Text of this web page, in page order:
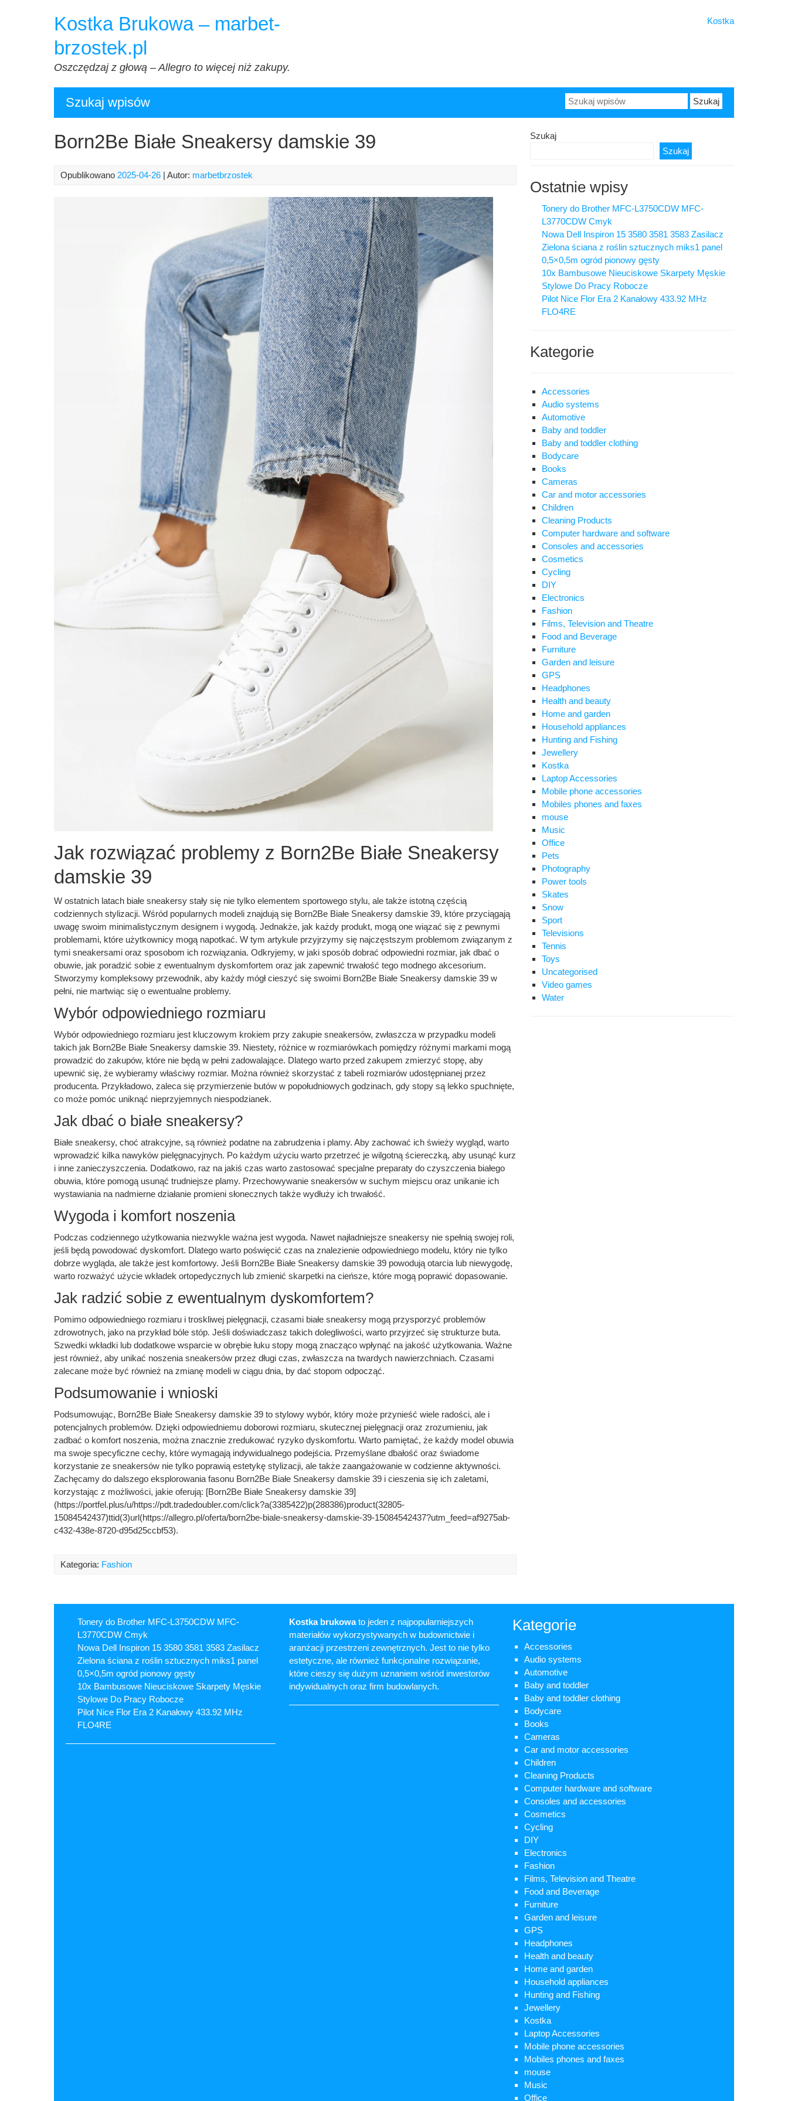
Kostka Brukowa – marbet-
brzostek.pl
Oszczędzaj z głową – Allegro to więcej niż zakupy.
Kostka
Szukaj wpisów Szukaj:
Born2Be Białe Sneakersy damskie 39
Opublikowano 2025-04-26 | Autor: marbetbrzostek
Jak rozwiązać problemy z Born2Be Białe Sneakersy
damskie 39
W ostatnich latach białe sneakersy stały się nie tylko elementem sportowego stylu, ale także istotną częścią
codziennych stylizacji. Wśród popularnych modeli znajdują się Born2Be Białe Sneakersy damskie 39, które przyciągają
uwagę swoim minimalistycznym designem i wygodą. Jednakże, jak każdy produkt, mogą one wiązać się z pewnymi
problemami, które użytkownicy mogą napotkać. W tym artykule przyjrzymy się najczęstszym problemom związanym z
tymi sneakersami oraz sposobom ich rozwiązania. Odkryjemy, w jaki sposób dobrać odpowiedni rozmiar, jak dbać o
obuwie, jak poradzić sobie z ewentualnym dyskomfortem oraz jak zapewnić trwałość tego modnego akcesorium.
Stworzymy kompleksowy przewodnik, aby każdy mógł cieszyć się swoimi Born2Be Białe Sneakersy damskie 39 w
pełni, nie martwiąc się o ewentualne problemy.
Wybór odpowiedniego rozmiaru
Wybór odpowiedniego rozmiaru jest kluczowym krokiem przy zakupie sneakersów, zwłaszcza w przypadku modeli
takich jak Born2Be Białe Sneakersy damskie 39. Niestety, różnice w rozmiarówkach pomiędzy różnymi markami mogą
prowadzić do zakupów, które nie będą w pełni zadowalające. Dlatego warto przed zakupem zmierzyć stopę, aby
upewnić się, że wybieramy właściwy rozmiar. Można również skorzystać z tabeli rozmiarów udostępnianej przez
producenta. Przykładowo, zaleca się przymierzenie butów w popołudniowych godzinach, gdy stopy są lekko spuchnięte,
co może pomóc uniknąć nieprzyjemnych niespodzianek.
Jak dbać o białe sneakersy?
Białe sneakersy, choć atrakcyjne, są również podatne na zabrudzenia i plamy. Aby zachować ich świeży wygląd, warto
wprowadzić kilka nawyków pielęgnacyjnych. Po każdym użyciu warto przetrzeć je wilgotną ściereczką, aby usunąć kurz
i inne zanieczyszczenia. Dodatkowo, raz na jakiś czas warto zastosować specjalne preparaty do czyszczenia białego
obuwia, które pomogą usunąć trudniejsze plamy. Przechowywanie sneakersów w suchym miejscu oraz unikanie ich
wystawiania na nadmierne działanie promieni słonecznych także wydłuży ich trwałość.
Wygoda i komfort noszenia
Podczas codziennego użytkowania niezwykle ważna jest wygoda. Nawet najładniejsze sneakersy nie spełnią swojej roli,
jeśli będą powodować dyskomfort. Dlatego warto poświęcić czas na znalezienie odpowiedniego modelu, który nie tylko
dobrze wygląda, ale także jest komfortowy. Jeśli Born2Be Białe Sneakersy damskie 39 powodują otarcia lub niewygodę,
warto rozważyć użycie wkładek ortopedycznych lub zmienić skarpetki na cieńsze, które mogą poprawić dopasowanie.
Jak radzić sobie z ewentualnym dyskomfortem?
Pomimo odpowiedniego rozmiaru i troskliwej pielęgnacji, czasami białe sneakersy mogą przysporzyć problemów
zdrowotnych, jako na przykład bóle stóp. Jeśli doświadczasz takich dolegliwości, warto przyjrzeć się strukturze buta.
Szwedki wkładki lub dodatkowe wsparcie w obrębie łuku stopy mogą znacząco wpłynąć na jakość użytkowania. Ważne
jest również, aby unikać noszenia sneakersów przez długi czas, zwłaszcza na twardych nawierzchniach. Czasami
zalecane może być również na zmianę modeli w ciągu dnia, by dać stopom odpocząć.
Podsumowanie i wnioski
Podsumowując, Born2Be Białe Sneakersy damskie 39 to stylowy wybór, który może przynieść wiele radości, ale i
potencjalnych problemów. Dzięki odpowiedniemu doborowi rozmiaru, skutecznej pielęgnacji oraz zrozumieniu, jak
zadbać o komfort noszenia, można znacznie zredukować ryzyko dyskomfortu. Warto pamiętać, że każdy model obuwia
ma swoje specyficzne cechy, które wymagają indywidualnego podejścia. Przemyślane dbałość oraz świadome
korzystanie ze sneakersów nie tylko poprawią estetykę stylizacji, ale także zaangażowanie w codzienne aktywności.
Zachęcamy do dalszego eksplorowania fasonu Born2Be Białe Sneakersy damskie 39 i cieszenia się ich zaletami,
korzystając z możliwości, jakie oferują: [Born2Be Białe Sneakersy damskie 39]
(https://portfel.plus/u/https://pdt.tradedoubler.com/click?a(3385422)p(288386)product(32805-
15084542437)ttid(3)url(https://allegro.pl/oferta/born2be-biale-sneakersy-damskie-39-15084542437?utm_feed=af9275ab-
c432-438e-8720-d95d25ccbf53).
Kategoria: Fashion
Szukaj
Szukaj
Ostatnie wpisy
Tonery do Brother MFC-L3750CDW MFC-
L3770CDW Cmyk
Nowa Dell Inspiron 15 3580 3581 3583 Zasilacz
Zielona ściana z roślin sztucznych miks1 panel
0,5×0,5m ogród pionowy gęsty
10x Bambusowe Nieuciskowe Skarpety Męskie
Stylowe Do Pracy Robocze
Pilot Nice Flor Era 2 Kanałowy 433.92 MHz
FLO4RE
Kategorie
Accessories
Audio systems
Automotive
Baby and toddler
Baby and toddler clothing
Bodycare
Books
Cameras
Car and motor accessories
Children
Cleaning Products
Computer hardware and software
Consoles and accessories
Cosmetics
Cycling
DIY
Electronics
Fashion
Films, Television and Theatre
Food and Beverage
Furniture
Garden and leisure
GPS
Headphones
Health and beauty
Home and garden
Household appliances
Hunting and Fishing
Jewellery
Kostka
Laptop Accessories
Mobile phone accessories
Mobiles phones and faxes
mouse
Music
Office
Pets
Photography
Power tools
Skates
Snow
Sport
Televisions
Tennis
Toys
Uncategorised
Video games
Water
Tonery do Brother MFC-L3750CDW MFC-
L3770CDW Cmyk
Nowa Dell Inspiron 15 3580 3581 3583 Zasilacz
Zielona ściana z roślin sztucznych miks1 panel
0,5×0,5m ogród pionowy gęsty
10x Bambusowe Nieuciskowe Skarpety Męskie
Stylowe Do Pracy Robocze
Pilot Nice Flor Era 2 Kanałowy 433.92 MHz
FLO4RE
Kostka brukowato jeden z najpopularniejszych
materiałów wykorzystywanych w budownictwie i
aranżacji przestrzeni zewnętrznych. Jest to nie tylko
estetyczne, ale również funkcjonalne rozwiązanie,
które cieszy się dużym uznaniem wśród inwestorów
indywidualnych oraz firm budowlanych.
Kategorie
Accessories
Audio systems
Automotive
Baby and toddler
Baby and toddler clothing
Bodycare
Books
Cameras
Car and motor accessories
Children
Cleaning Products
Computer hardware and software
Consoles and accessories
Cosmetics
Cycling
DIY
Electronics
Fashion
Films, Television and Theatre
Food and Beverage
Furniture
Garden and leisure
GPS
Headphones
Health and beauty
Home and garden
Household appliances
Hunting and Fishing
Jewellery
Kostka
Laptop Accessories
Mobile phone accessories
Mobiles phones and faxes
mouse
Music
Office